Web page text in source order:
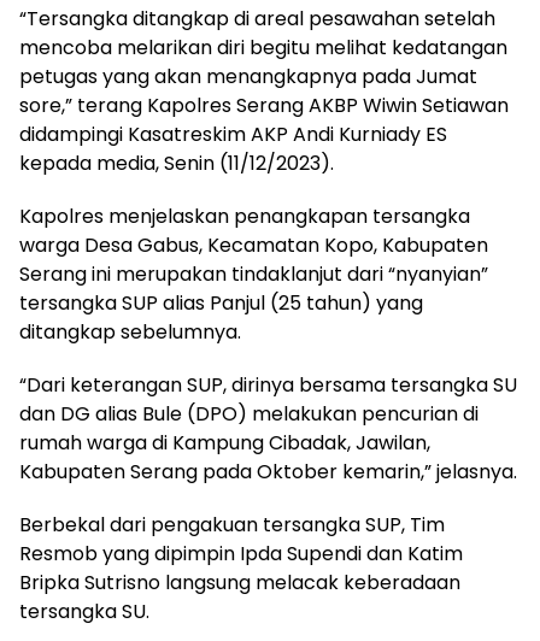
“Tersangka ditangkap di areal pesawahan setelah
mencoba melarikan diri begitu melihat kedatangan
petugas yang akan menangkapnya pada Jumat
sore,” terang Kapolres Serang AKBP Wiwin Setiawan
didampingi Kasatreskim AKP Andi Kurniady ES
kepada media, Senin (11/12/2023).
Kapolres menjelaskan penangkapan tersangka
warga Desa Gabus, Kecamatan Kopo, Kabupaten
Serang ini merupakan tindaklanjut dari “nyanyian”
tersangka SUP alias Panjul (25 tahun) yang
ditangkap sebelumnya.
“Dari keterangan SUP, dirinya bersama tersangka SU
dan DG alias Bule (DPO) melakukan pencurian di
rumah warga di Kampung Cibadak, Jawilan,
Kabupaten Serang pada Oktober kemarin,” jelasnya.
Berbekal dari pengakuan tersangka SUP, Tim
Resmob yang dipimpin Ipda Supendi dan Katim
Bripka Sutrisno langsung melacak keberadaan
tersangka SU.